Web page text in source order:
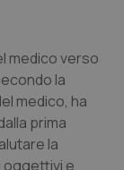
medico verso
la
medico, ha
prima
la
oggettivi e